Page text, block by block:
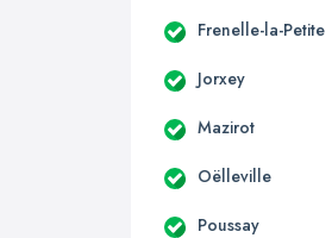
Frenelle-la-Petite
Jorxey
Mazirot
Oëlleville
Poussay